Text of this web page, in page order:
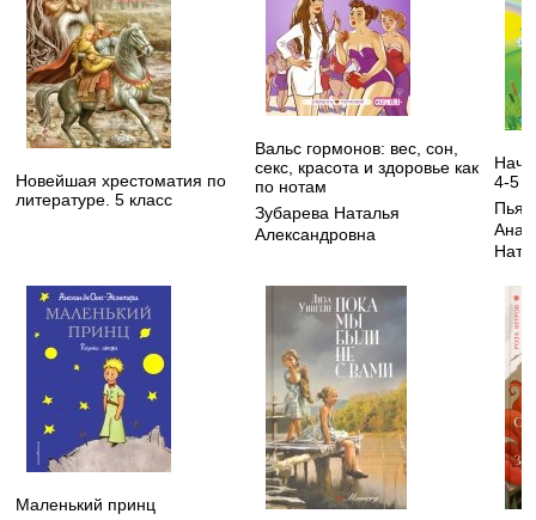
Новейшая хрестоматия по
литературе. 5 класс
Вальс гормонов: вес, сон,
секс, красота и здоровье как
по нотам
Зубарева Наталья
Александровна
4-5
Маленький принц